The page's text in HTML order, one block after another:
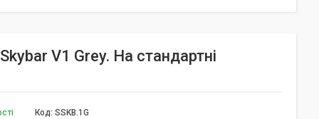
V1 Grey. На стандартні
Код: SSKB.1G